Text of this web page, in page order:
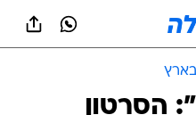
בארץ
הסרטון